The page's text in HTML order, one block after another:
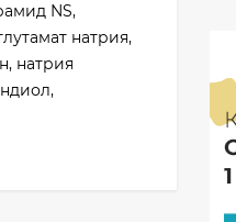
NS,
натрия,
натрия